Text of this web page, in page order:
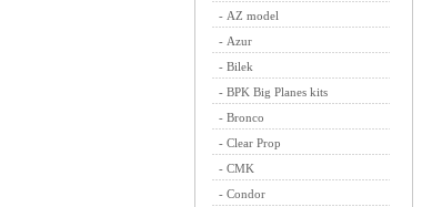
- AZ model
- Azur
- Bilek
- BPK Big Planes kits
- Bronco
- Clear Prop
- CMK
- Condor